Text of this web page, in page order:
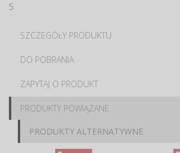
5
SZCZEGÓŁY PRODUKTU
DO POBRANIA
ZAPYTAJ O PRODUKT
PRODUKTY POWIĄZANE
PRODUKTY ALTERNATYWNE